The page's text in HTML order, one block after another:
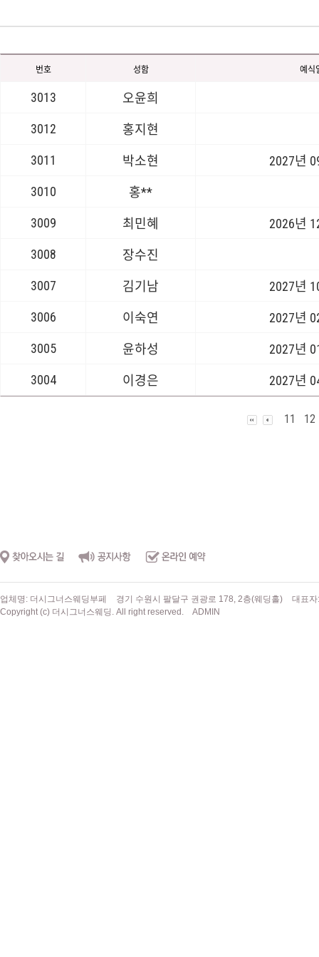
번호 성함 예식
3013 오윤희
3012 홍지현
3011 박소현 2027년
3010 홍**
3009 최민혜 2026년
3008 장수진
3007 김기남 2027년
3006 이숙연 2027년
3005 윤하성 2027년
3004 이경은 2027년
11 12
업체명: 더시그너스웨딩부페 경기 수원시 팔달구 권광로 178, 2층(웨딩홀)
대표
Copyright (c) 더시그너스웨딩. All right reserved.
ADMIN